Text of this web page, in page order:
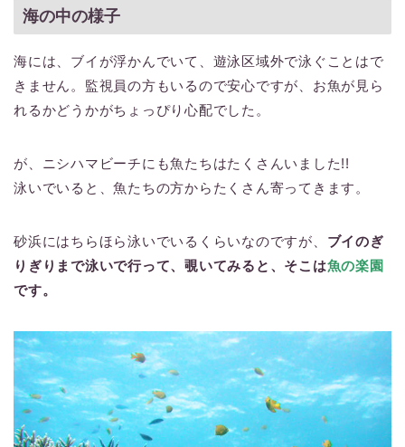
海の中の様子
海には、ブイが浮かんでいて、遊泳区域外で泳ぐことはで
きません。監視員の方もいるので安心ですが、お魚が見ら
れるかどうかがちょっぴり心配でした。
が、ニシハマビーチにも魚たちはたくさんいました!!
泳いでいると、魚たちの方からたくさん寄ってきます。
砂浜にはちらほら泳いでいるくらいなのですが、 ブイのぎ
りぎりまで泳いで行って、覗いてみると、そこは魚の楽園
です。